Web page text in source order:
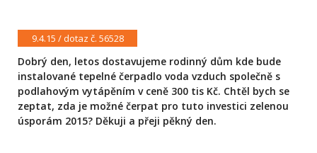
9.4.15 / dotaz č. 56528
Dobrý den, letos dostavujeme rodinný dům kde bude
instalované tepelné čerpadlo voda vzduch společně s
podlahovým vytápěním v ceně 300 tis Kč. Chtěl bych se
zeptat, zda je možné čerpat pro tuto investici zelenou
úsporám 2015? Děkuji a přeji pěkný den.